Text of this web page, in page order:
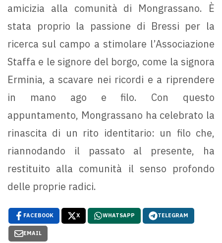
amicizia alla comunità di Mongrassano. È
stata proprio la passione di Bressi per la
ricerca sul campo a stimolare l’Associazione
Staffa e le signore del borgo, come la signora
Erminia, a scavare nei ricordi e a riprendere
in mano ago e filo. Con questo
appuntamento, Mongrassano ha celebrato la
rinascita di un rito identitario: un filo che,
riannodando il passato al presente, ha
restituito alla comunità il senso profondo
delle proprie radici.
FACEBOOK X WHATSAPP TELEGRAM
EMAIL